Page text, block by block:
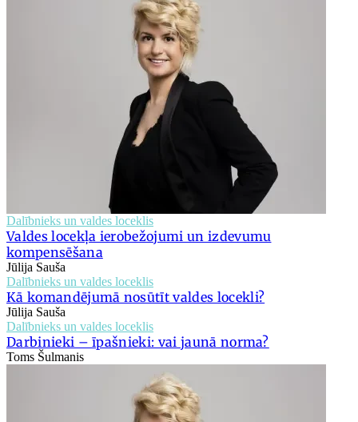
Dalībnieks un valdes loceklis
Valdes locekļa ierobežojumi un izdevumu
kompensēšana
Jūlija Sauša
Dalībnieks un valdes loceklis
Kā komandējumā nosūtīt valdes locekli?
Jūlija Sauša
Dalībnieks un valdes loceklis
Darbinieki – īpašnieki: vai jaunā norma?
Toms Šulmanis